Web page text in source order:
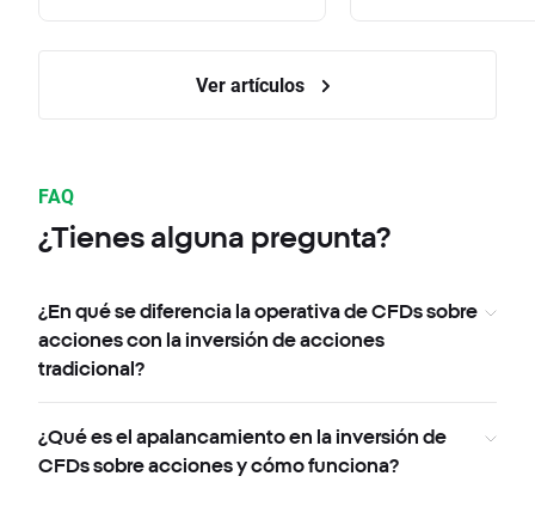
Ver artículos
FAQ
¿Tienes alguna pregunta?
¿En qué se diferencia la operativa de CFDs sobre
acciones con la inversión de acciones
tradicional?
¿Qué es el apalancamiento en la inversión de
CFDs sobre acciones y cómo funciona?